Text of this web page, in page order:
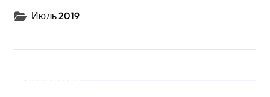
Июль 2019